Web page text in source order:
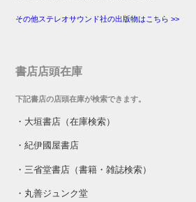
その他ステレオサウンド社の出版物はこちら >>
書店店頭在庫
下記書店の店頭在庫が検索できます。
・ 大垣書店（在庫検索）
・紀伊國屋書店
・ 三省堂書店（書籍・雑誌検索）
・ 丸善ジュンク堂